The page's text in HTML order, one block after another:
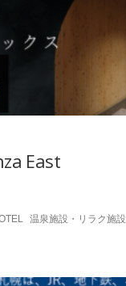
East
温泉施設・リラク施設